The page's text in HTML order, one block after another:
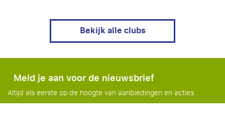
Bekijk alle clubs
Meld je aan voor de nieuwsbrief
Altijd als eerste op de hoogte van aanbiedingen en acties.